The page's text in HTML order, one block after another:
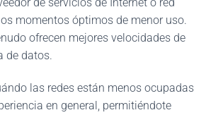
momentos óptimos de menor uso.
ofrecen mejores velocidades de
de datos.
las redes están menos ocupadas
en general, permitiéndote